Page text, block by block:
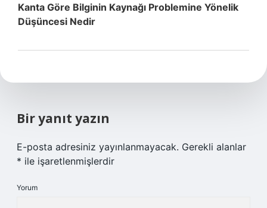
Kanta Göre Bilginin Kaynağı Problemine Yönelik
Düşüncesi Nedir
Bir yanıt yazın
E-posta adresiniz yayınlanmayacak. Gerekli alanlar
* ile işaretlenmişlerdir
Yorum